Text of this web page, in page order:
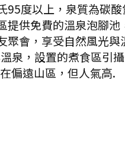
度以上，泉質為碳
供免費的溫泉泡腳
會，享受自然風光
泉，設置的煮食區引
偏遠山區，但人氣高.